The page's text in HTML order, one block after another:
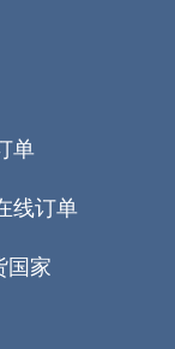
单
线订单
国家